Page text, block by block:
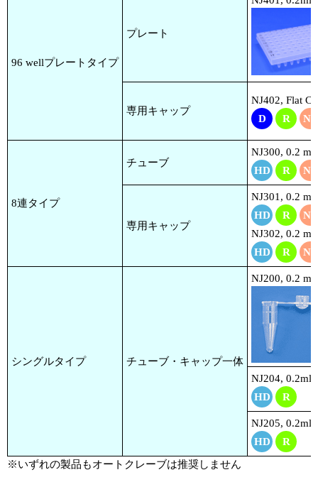
96 wellプレートタイプ
プレート
専用キャップ
NJ402, Flat
D
R NP
8連タイプ
チューブ
NJ300, 0.2 ml
HD
R NP
専用キャップ
NJ301, 0.2 ml
HD
R
NP
NJ302, 0.2 ml
HD
R NP
シングルタイプ チューブ・キャップ一体
NJ200, 0.2 ml
NJ204, 0.2ml
HD
R
NJ205, 0.2ml
HD
R
※いずれの製品もオートクレーブは推奨しません